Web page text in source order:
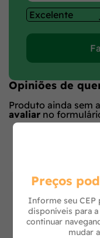
Opiniões de
Produto ainda sem
avaliar no
Preços
Informe seu CEP
disponíveis para
continuar
mudar